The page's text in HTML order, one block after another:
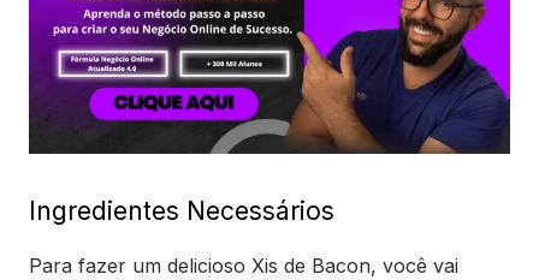
Ingredientes Necessários
Para fazer um delicioso Xis de Bacon, você vai